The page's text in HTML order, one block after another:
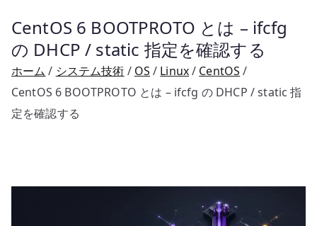
CentOS 6 BOOTPROTO とは – ifcfg
の DHCP / static 指定を確認する
ホーム システム技術 OS Linux
CentOS
CentOS 6 BOOTPROTO とは – ifcfg の DHCP / static 指
定を確認する